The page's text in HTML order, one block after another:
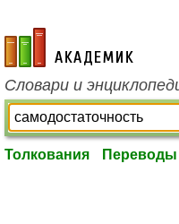
academic.ru
Словари и
Толкования Переводы